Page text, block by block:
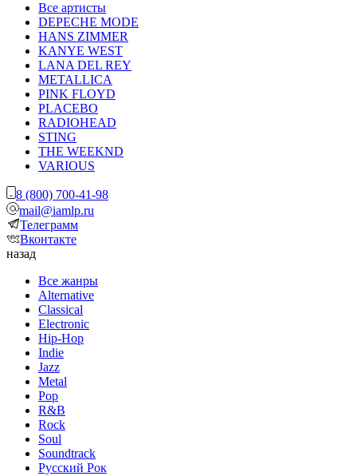
Все артисты
DEPECHE MODE
HANS ZIMMER
KANYE WEST
LANA DEL REY
METALLICA
PINK FLOYD
PLACEBO
RADIOHEAD
STING
THE WEEKND
VARIOUS
8 (800) 700-41-98
mail@iamlp.ru
Телеграмм
Вконтакте
назад
Все жанры
Alternative
Classical
Electronic
Hip-Hop
Indie
Jazz
Metal
Pop
R&B
Rock
Soul
Soundtrack
Русский Рок